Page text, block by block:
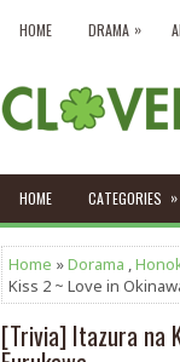
HOME DRAMA »
HOME CATEGORIES »
Home »Dorama ,
Kiss 2 ~ Love in
[Trivia] Itazura na